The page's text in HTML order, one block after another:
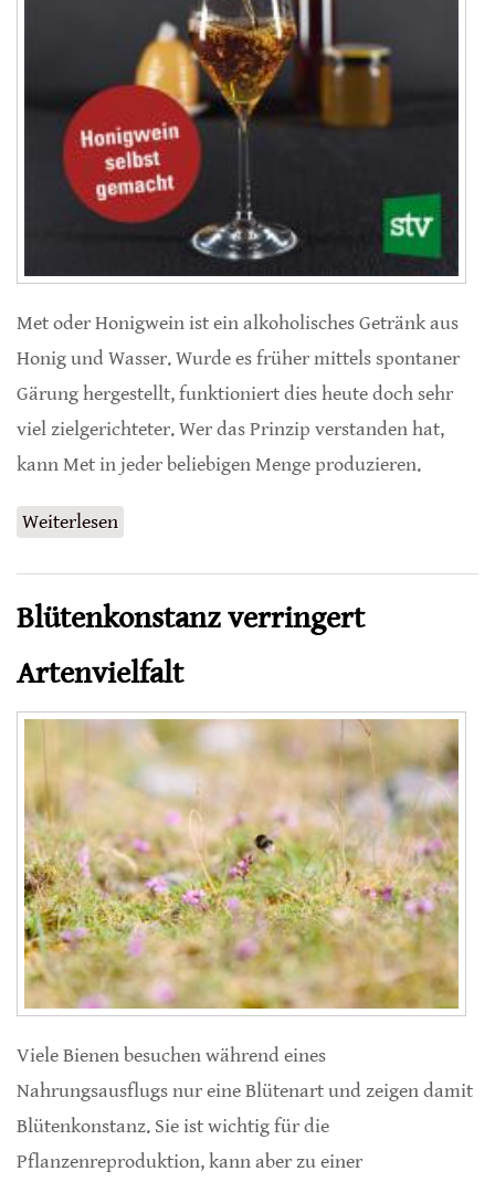
Met oder Honigwein ist ein alkoholisches Getränk aus
Honig und Wasser. Wurde es früher mittels spontaner
Gärung hergestellt, funktioniert dies heute doch sehr
viel zielgerichteter. Wer das Prinzip verstanden hat,
kann Met in jeder beliebigen Menge produzieren.
Weiterlesen
Blütenkonstanz verringert
Artenvielfalt
Viele Bienen besuchen während eines
Nahrungsausflugs nur eine Blütenart und zeigen damit
Blütenkonstanz. Sie ist wichtig für die
Pflanzenreproduktion, kann aber zu einer